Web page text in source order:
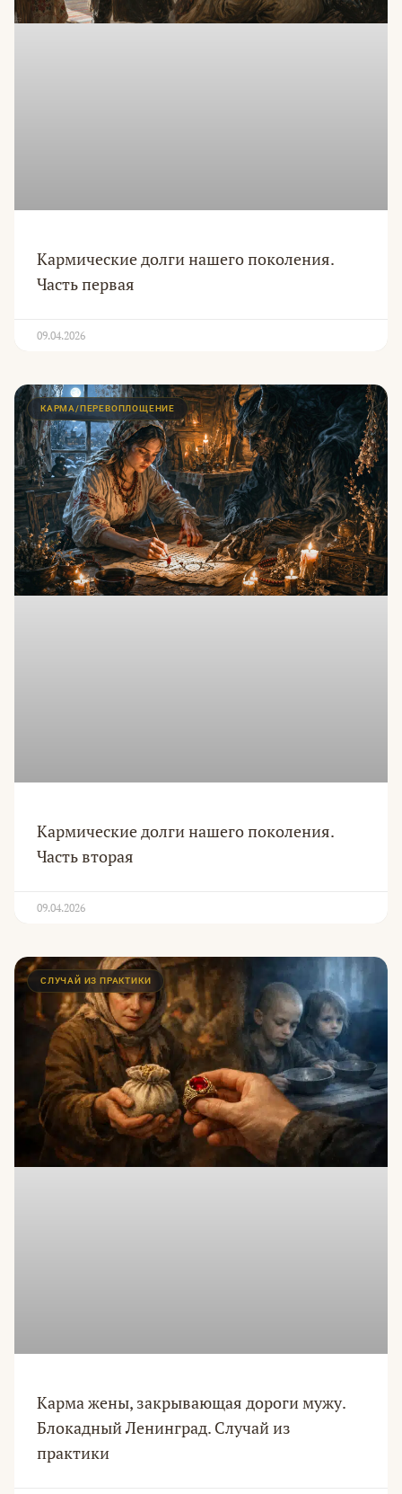
Кармические долги нашего поколения.
Часть первая
09.04.2026
КАРМА/ПЕРЕВОПЛОЩЕНИЕ
Кармические долги нашего поколения.
Часть вторая
09.04.2026
СЛУЧАЙ ИЗ ПРАКТИКИ
Карма жены, закрывающая дороги мужу.
Блокадный Ленинград. Случай из
практики